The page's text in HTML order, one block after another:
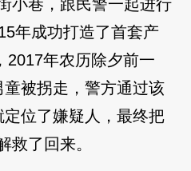
小巷，跟民警一起进行
年成功打造了首套产
2017年农历除夕前一
被拐走，警方通过该
位了嫌疑人，最终把
救了回来。